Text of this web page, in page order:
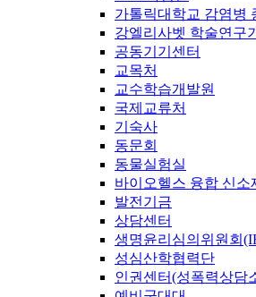
가톨릭대학교 감염병
강엘리사벳 학술연구
공동기기센터
교목처
교수학습개발원
국제교류처
기숙사
동문회
동물실험실
바이오헬스 융합 신소
발전기금
상담센터
생명윤리심의위원회
성심산학협력단
인권센터(성폭력상담